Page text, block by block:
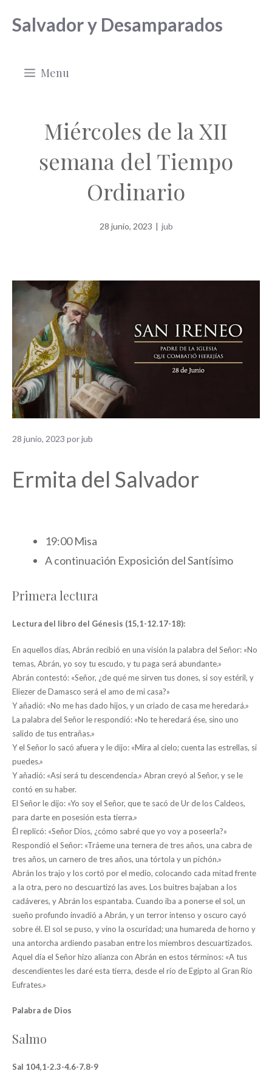
Salvador y Desamparados
Menu
Miércoles de la XII
semana del Tiempo
Ordinario
28 junio, 2023 | jub
28 junio, 2023 porjub
Ermita del Salvador
19:00 Misa
A continuación Exposición del Santísimo
Primera lectura
Lectura del libro del Génesis (15,1-12.17-18):
En aquellos días, Abrán recibió en una visión la palabra del Señor: «No
temas, Abrán, yo soy tu escudo, y tu paga será abundante.»
Abrán contestó: «Señor, ¿de qué me sirven tus dones, si soy estéril, y
Eliezer de Damasco será el amo de mi casa?»
Y añadió: «No me has dado hijos, y un criado de casa me heredará.»
La palabra del Señor le respondió: «No te heredará ése, sino uno
salido de tus entrañas.»
Y el Señor lo sacó afuera y le dijo: «Mira al cielo; cuenta las estrellas, si
puedes.»
Y añadió: «Así será tu descendencia.» Abran creyó al Señor, y se le
contó en su haber.
El Señor le dijo: «Yo soy el Señor, que te sacó de Ur de los Caldeos,
para darte en posesión esta tierra.»
Él replicó: «Señor Dios, ¿cómo sabré que yo voy a poseerla?»
Respondió el Señor: «Tráeme una ternera de tres años, una cabra de
tres años, un carnero de tres años, una tórtola y un pichón.»
Abrán los trajo y los cortó por el medio, colocando cada mitad frente
a la otra, pero no descuartizó las aves. Los buitres bajaban a los
cadáveres, y Abrán los espantaba. Cuando iba a ponerse el sol, un
sueño profundo invadió a Abrán, y un terror intenso y oscuro cayó
sobre él. El sol se puso, y vino la oscuridad; una humareda de horno y
una antorcha ardiendo pasaban entre los miembros descuartizados.
Aquel día el Señor hizo alianza con Abrán en estos términos: «A tus
descendientes les daré esta tierra, desde el río de Egipto al Gran Río
Eufrates.»
Palabra de Dios
Salmo
Sal 104,1-2.3-4.6-7.8-9